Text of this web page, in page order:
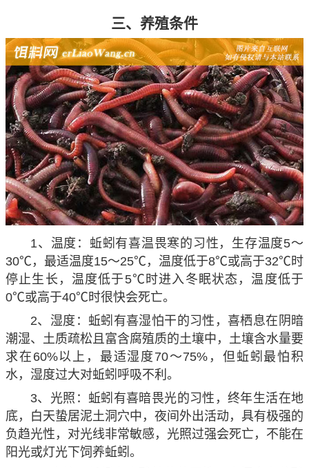
三、养殖条件
1、温度：蚯蚓有喜温畏寒的习性，生存温度5～
30℃，最适温度15～25℃，温度低于8℃或高于32℃时
停止生长，温度低于5℃时进入冬眠状态，温度低于
0℃或高于40℃时很快会死亡。
2、湿度：蚯蚓有喜湿怕干的习性，喜栖息在阴暗
潮湿、土质疏松且富含腐殖质的土壤中，土壤含水量要
求在60%以上，最适湿度70～75%，但蚯蚓最怕积
水，湿度过大对蚯蚓呼吸不利。
3、光照：蚯蚓有喜暗畏光的习性，终年生活在地
底，白天蛰居泥土洞穴中，夜间外出活动，具有极强的
负趋光性，对光线非常敏感，光照过强会死亡，不能在
阳光或灯光下饲养蚯蚓。